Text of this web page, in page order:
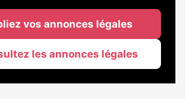
vos annonces légales
les annonces légales